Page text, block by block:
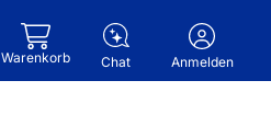
Warenkorb Chat Anmelden